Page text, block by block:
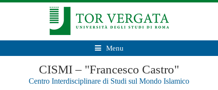
Menu
CISMI – "Francesco Castro"
Centro Interdisciplinare di Studi sul Mondo Islamico